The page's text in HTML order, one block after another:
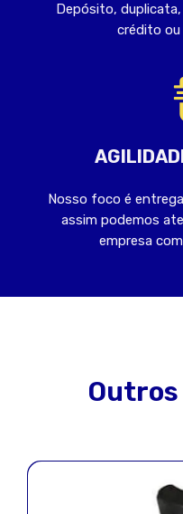
Depósito,
crédito ou
Nosso foco é
assim podemos
empresa